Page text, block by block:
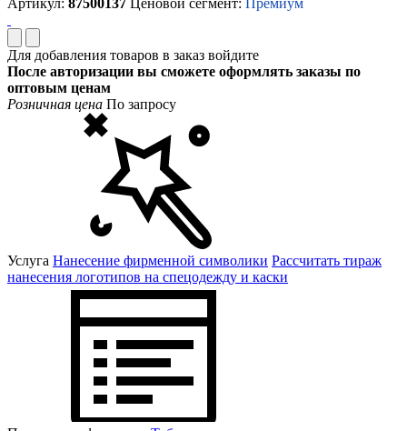
Для добавления товаров в заказ войдите
После авторизации вы сможете оформлять заказы по
оптовым ценам
Розничная цена По запросу
Услуга Нанесение фирменной символики Рассчитать тираж
нанесения логотипов на спецодежду и каски